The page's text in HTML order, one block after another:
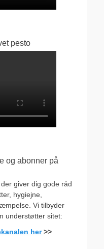
pesto
og abonner på
giver dig gode råd
hygiejne,
Vi tilbyder
understøtter sitet:
her>>